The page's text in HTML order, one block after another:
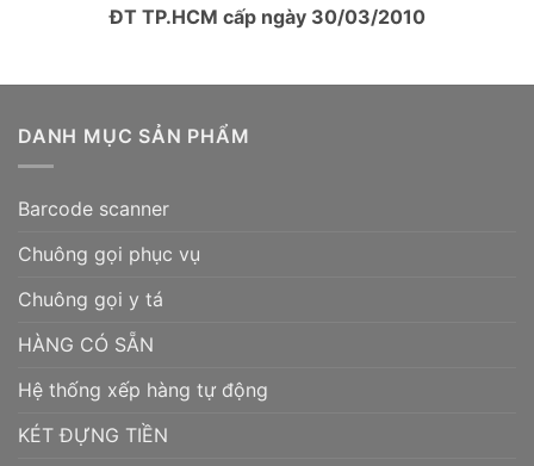
ĐT TP.HCM cấp ngày 30/03/2010
DANH MỤC SẢN PHẨM
Barcode scanner
Chuông gọi phục vụ
Chuông gọi y tá
HÀNG CÓ SẴN
Hệ thống xếp hàng tự động
KÉT ĐỰNG TIỀN